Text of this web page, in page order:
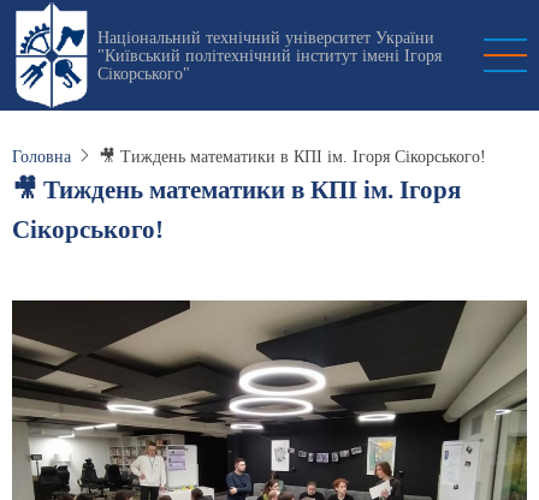
Перейти
основного
вмісту
Національний технічний університет України
"Київський політехнічний інститут імені Ігоря
Сікорського"
Головна 🎥 Тиждень математики в КПІ ім. Ігоря Сікорського!
🎥 Тиждень математики в КПІ ім. Ігоря
Сікорського!